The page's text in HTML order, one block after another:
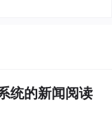
统的新闻阅读